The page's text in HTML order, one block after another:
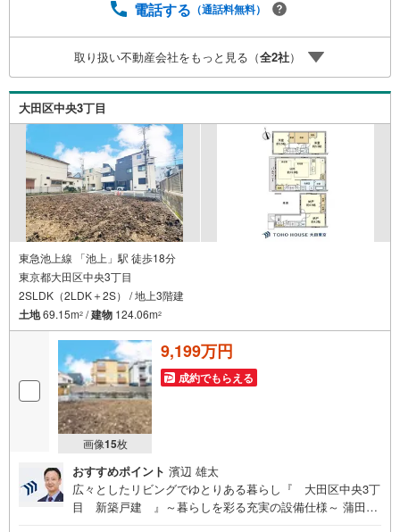
ンのシミュレーションお電話よりお問い合わせの際は「Ya
【室内・現地を見学する】ボタンよりご予約いただくとご
見学がスムーズにご案内できます。お客様のお住まいへの
「希望」を形にするべく全力でお手伝いさせていただきま
す。お会いできる日を心待ちにしております。
電話する （通話料無料）
取り扱い不動産会社をもっと見る（全2社）
大田区中央3丁目
東急池上線 「池上」駅 徒歩18分
東京都大田区中央3丁目
2SLDK（2LDK＋2S） / 地上3階建
土地69.15m2 /建物 124.06m2
画像15枚
9,199万円
成約でもらえる
おすすめポイント 濱辺 雄太
広々としたリビングでゆとりある暮らし『 大田区中央3丁
目 新築戸建 』～暮らしを彩る充実の設備仕様～ 蒲田